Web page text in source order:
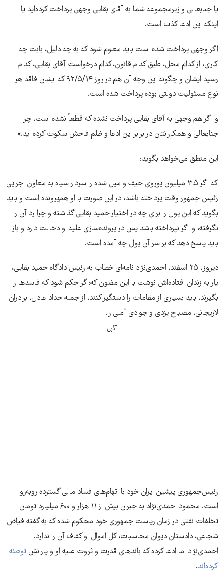
یا جنابعالی و زیرمجموعه شما به آقای بقایی وجهی پرداخت کرده‌اید یا
اینکه این ادعا کذب است.
اگر وجهی پرداخت شده است باید معلوم شود که به چه دلیل، بابت چه
کاری، از کدام محل، طبق کدام قانون، کدام درخواست آقای بقایی، کدام
رسید ایشان و چگونه این وجه آن هم در روز ۹۲/۵/۱۴ که ایشان فاقد هر
نوع مسئولیت دولتی بوده پرداخت شده است.
و اگر هم وجهی به آقای بقایی پرداخت نشده که قطعاً نشده است، چرا
جنابعالی و همکارانتان در برابر این ادعا و ظلم فاحش سکوت کرده اید.»
این منطق می‌خواهد بگوید:
که اگر ۳,۵ میلیون یوروی حیف و میل شده را سردار سپاه به معاون اجرایی
رئیس جمهور وقت پرداخته باشد، در این صورت با او هم‌پرونده است و باید
بگوید که این پول را برای چه در اختیار حمید بقایی گذاشته و چرا رد آن را
نگرفته، و اگر نپرداخته باشد پس در پرونده‌سازی علیه او دخالت دارد و باز
باید پاسخ دهد که بر سر آن پول چه آمده است.
دیروز، ۲۵ اسفند، احمدی‌نژاد نامه‌ای خطاب به رئیس دادگاه حمید بقایی،
یار به زندان افتاده‌اش نوشت با این مضون که: گر حکم شود که فاسدها را
بگیرند، باید بسیاری از مقامات را دستگیر کنند، از جمله حداد عادل، برادران
لاریجانی، مصباح یزدی و جوادی آملی را.
آگهی
رئیس‌جمهوری پیشین ایران خود با اتهام‌های فساد مالی گسترده روبه‌رو
است. محمود احمدی‌نژاد به جبران بیش از ۱۱ هزار و ۶۰۰ میلیارد تومان
تخلفات نفتی در زمان ریاست ‌جمهوری خود محکوم شده که به گفته فیاض
شجاعی، دادستان دیوان محاسبات، کل اموال او کفاف آن را ندارد.
احمدی‌نژاد اما ادعا کرده که باندهای قدرت و ثروت علیه او و یارانش توطئه‌
کرده‌اند.